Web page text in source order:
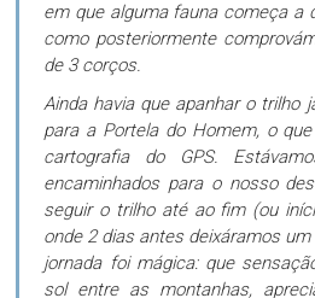
em que alguma fauna começa a
como posteriormente
de 3 corços.
Ainda havia que apanhar o trilho
para a Portela do Homem, o
cartografia do GPS.
encaminhados para o nosso
seguir o trilho até ao fim (ou
onde 2 dias antes deixáramos
jornada foi mágica: que
sol entre as montanhas,